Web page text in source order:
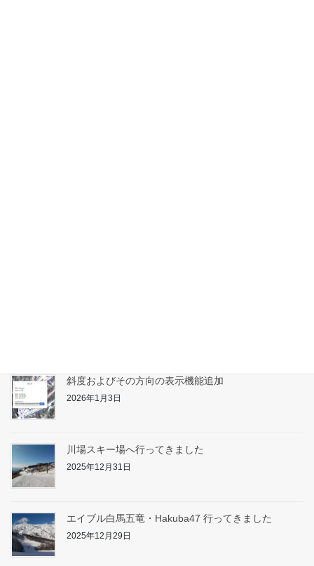
斜度およびその方向の表示機能追加
2026年1月3日
川場スキー場へ行ってきました
2025年12月31日
エイブル白馬五竜・Hakuba47 行ってきました
2025年12月29日